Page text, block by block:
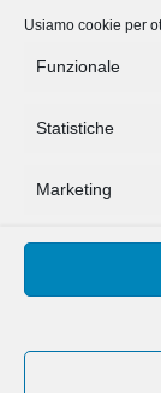
Usiamo cookie per
Funzionale
Statistiche
Marketing
Via Macello,
0373 256000